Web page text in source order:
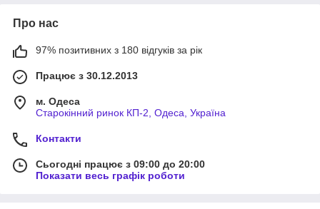
Про нас
97% позитивних з 180 відгуків за рік
Працює з 30.12.2013
м. Одеса
Старокінний ринок КП-2, Одеса, Україна
Контакти
Сьогодні працює з 09:00 до 20:00
Показати весь графік роботи